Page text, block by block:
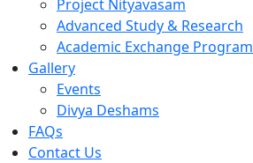
Project Nityavasam
Advanced Study & Research
Academic Exchange Program
Gallery
Events
Divya Deshams
FAQs
Contact Us